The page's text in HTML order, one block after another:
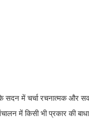
सदन में चर्चा रचनात्मक और
में किसी भी प्रकार की